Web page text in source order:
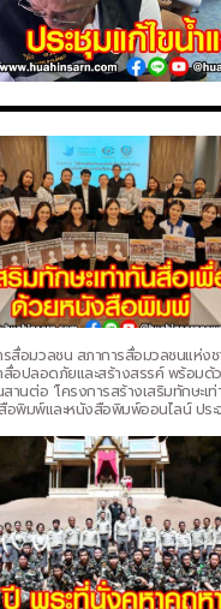
สื่อมวลชน สภาการสื่อมวลชนแห่ง
ปลอดภัยและสร้างสรรค์ พร้อมด้ว
านต่อ ‘โครงการสร้างเสริมทักษะเ
พิมพ์และหนังสือพิมพ์ออนไลน์ ประ